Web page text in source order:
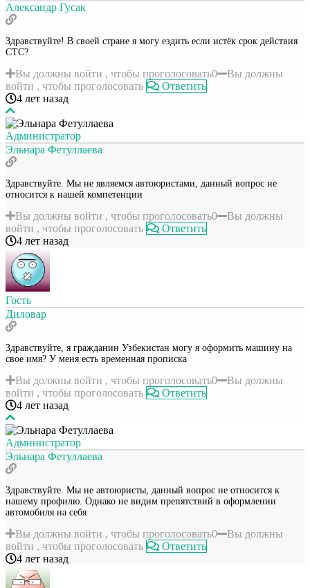
Александр Гусак
Здравствуйте! В своей стране я могу ездить если истёк срок действия
СТС?
Вы должны войти , чтобы проголосовать0
Вы должны
войти , чтобы проголосовать
Ответить
4 лет назад
Администратор
Эльнара Фетуллаева
Здравствуйте. Мы не являемся автоюристами, данный вопрос не
относится к нашей компетенции
Вы должны войти , чтобы проголосовать0
Вы должны
войти , чтобы проголосовать
Ответить
4 лет назад
Гость
Диловар
Здравствуйте, я гражданин Узбекистан могу я оформить машину на
свое имя? У меня есть временная прописка
Вы должны войти , чтобы проголосовать0
Вы должны
войти , чтобы проголосовать
Ответить
4 лет назад
Администратор
Эльнара Фетуллаева
Здравствуйте. Мы не автоюристы, данный вопрос не относится к
нашему профилю. Однако не видим препятствий в оформлении
автомобиля на себя
Вы должны войти , чтобы проголосовать0
Вы должны
войти , чтобы проголосовать
Ответить
4 лет назад